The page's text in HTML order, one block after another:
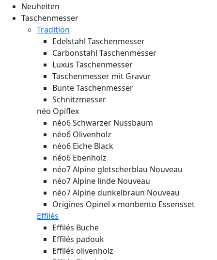
Neuheiten
Taschenmesser
Tradition
Edelstahl Taschenmesser
Carbonstahl Taschenmesser
Luxus Taschenmesser
Taschenmesser mit Gravur
Bunte Taschenmesser
Schnitzmesser
néo Opiflex
néo6 Schwarzer Nussbaum
néo6 Olivenholz
néo6 Eiche Black
néo6 Ebenholz
néo7 Alpine gletscherblau Nouveau
néo7 Alpine linde Nouveau
néo7 Alpine dunkelbraun Nouveau
Origines Opinel x monbento Essensset
Effilés
Effilés Buche
Effilés padouk
Effilés olivenholz